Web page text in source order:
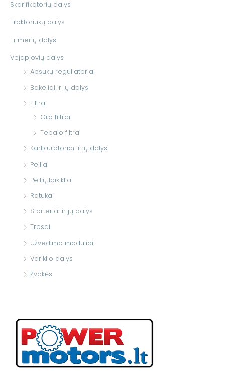
Skarifikatorių dalys
Traktoriukų dalys
Trimerių dalys
Vejapjovių dalys
Apsukų reguliatoriai
Bakeliai ir jų dalys
Filtrai
Oro filtrai
Tepalo filtrai
Karbiuratoriai ir jų dalys
Peiliai
Peilių laikikliai
Ratukai
Starteriai ir jų dalys
Trosai
Užvedimo moduliai
Variklio dalys
Žvakės